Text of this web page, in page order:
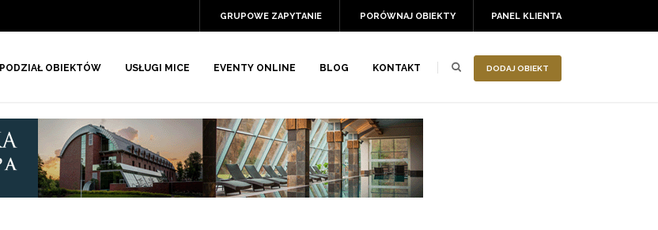
PANEL KLIENTA
PORÓWNAJ OBIEKTY
GRUPOWE ZAPYTANIE
DODAJ OBIEKT
PODZIAŁ OBIEKTÓW USŁUGI MICE EVENTY ONLINE BLOG KONTAKT